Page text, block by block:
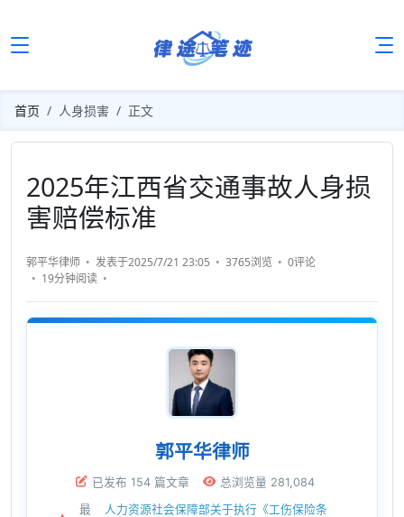
首页 人身损害 正文
2025年江西省交通事故人身损
害赔偿标准
郭平华律师 发表于2025/7/21 23:05 3765浏览
0评论
19分钟阅读
郭平华律师
已发布 154 篇文章 总浏览量 281,084
最
人力资源社会保障部关于执行《工伤保险条